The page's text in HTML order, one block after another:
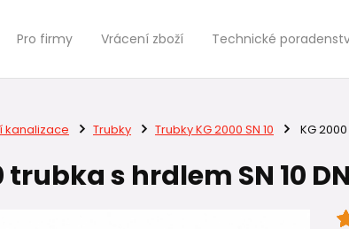
Pro firmy Vrácení zboží Technické
kanalizace Trubky Trubky KG 2000 SN 10 KG
trubka s hrdlem SN 10 DN